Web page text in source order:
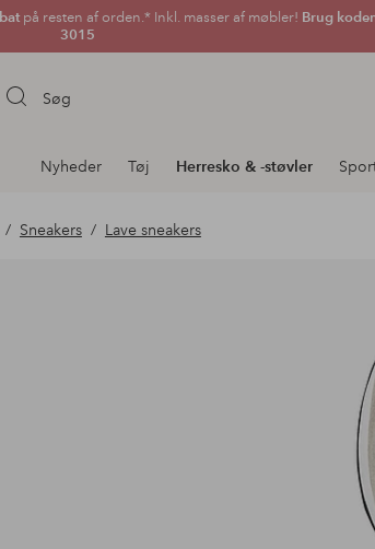
på resten af orden.* Inkl. masser af møbler! Brug
3015
Søg
Nyheder Tøj Herresko & -støvler
Sneakers Lave sneakers